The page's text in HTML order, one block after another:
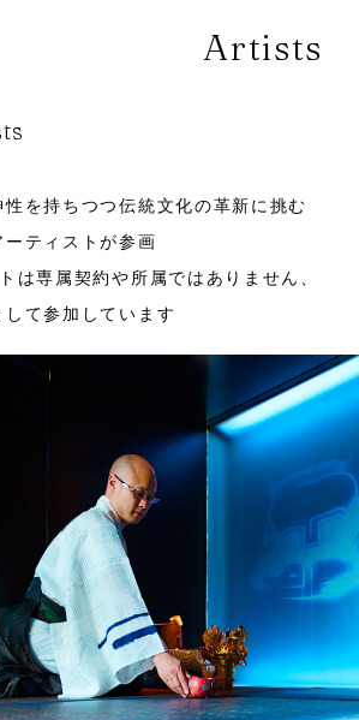
茶
Artists
を持ちつつ伝統文化の革新に挑む
ティストが参画
は専属契約や所属ではありません、
て参加しています